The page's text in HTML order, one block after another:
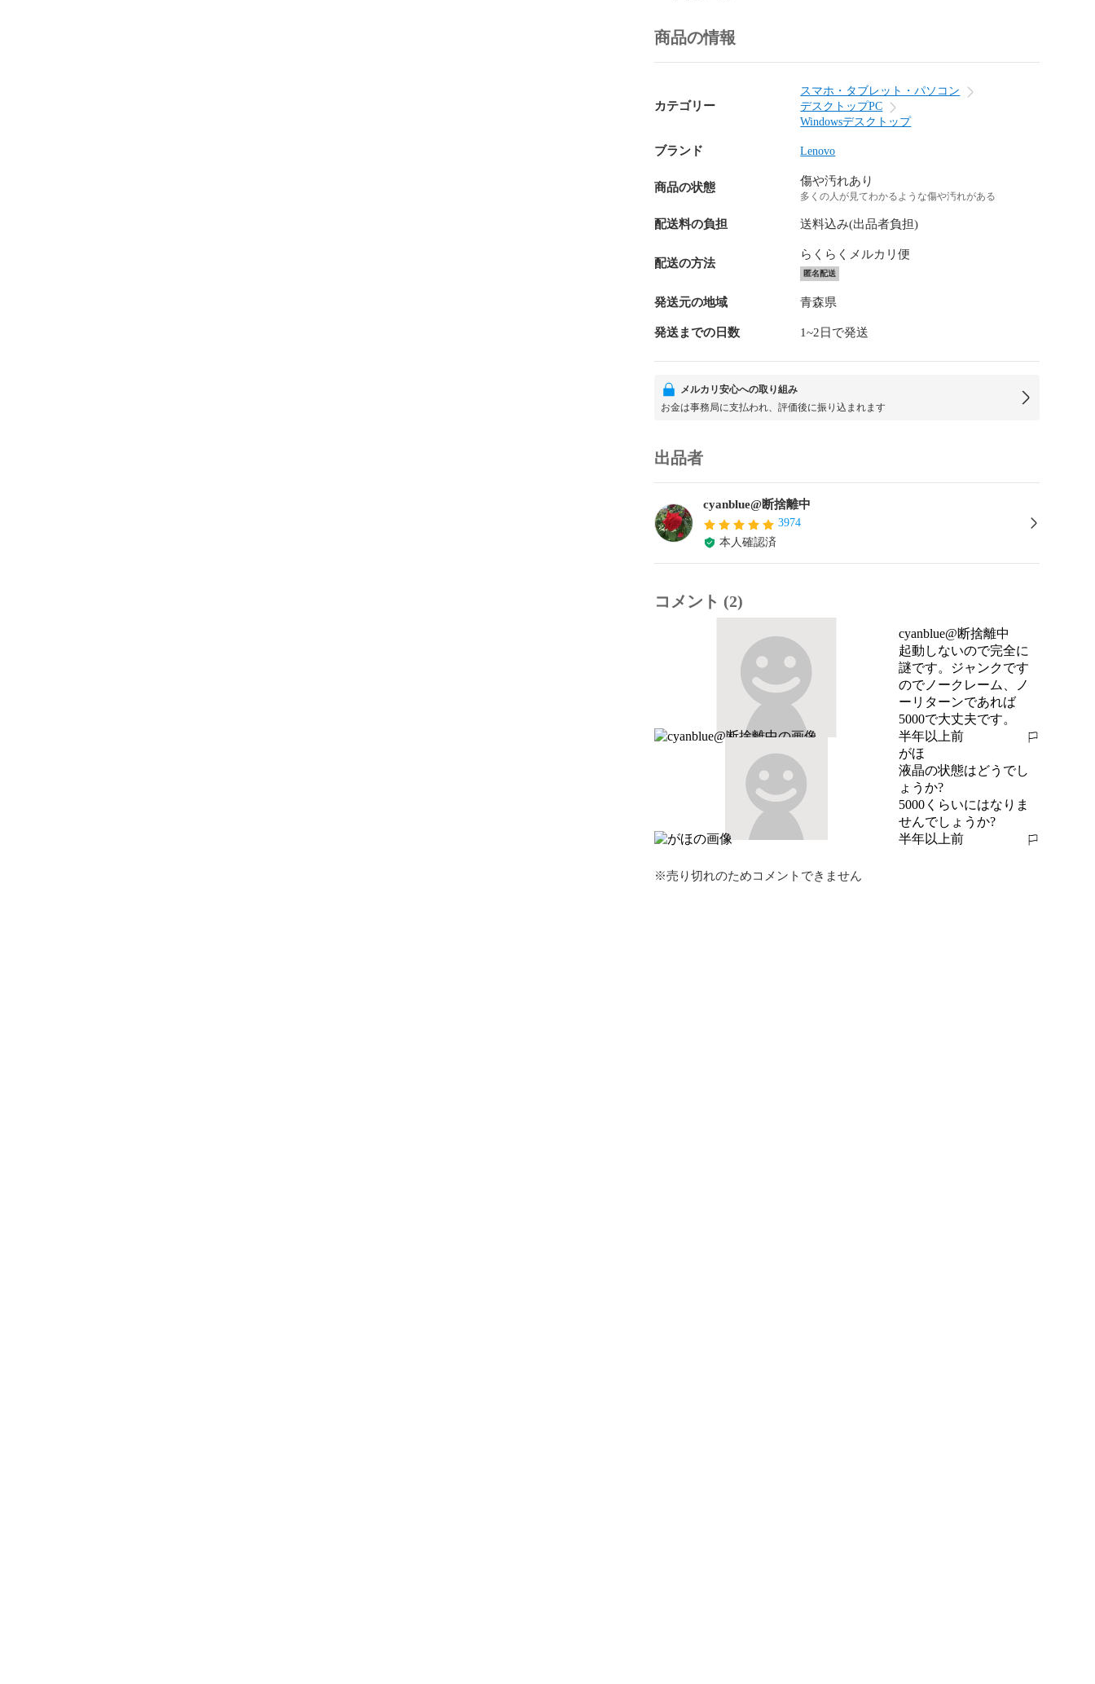
商品の情報
カテゴリー
スマホ・タブレット・パソコン
デスクトップPC
Windowsデスクトップ
ブランド Lenovo
商品の状態 傷や汚れあり
多くの人が見てわかるような傷や汚れがある
配送料の負担 送料込み(出品者負担)
配送の方法
らくらくメルカリ便
匿名配送
発送元の地域 青森県
発送までの日数 1~2日で発送
メルカリ安心への取り組み
お金は事務局に支払われ、評価後に振り込まれます
出品者
cyanblue@断捨離中
3974
本人確認済
コメント (2)
cyanblue@断捨離中
起動しないので完全に
謎です。ジャンクです
のでノークレーム、ノ
ーリターンであれば
5000で大丈夫です。
半年以上前
報告する
がほ
液晶の状態はどうでし
ょうか?
5000くらいにはなりま
せんでしょうか?
半年以上前
報告する
※売り切れのためコメントできません